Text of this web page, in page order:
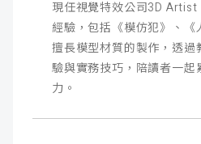
現任視覺特效公司3D Artist
經驗，包括《模仿犯》、《
擅長模型材質的製作，透過
驗與實務技巧，陪讀者一起
力。